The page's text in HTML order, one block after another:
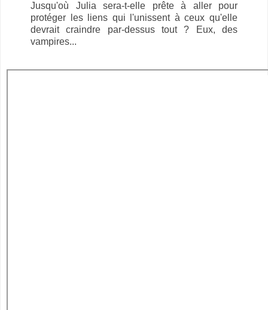
Jusqu'où Julia sera-t-elle prête à aller pour
protéger les liens qui l'unissent à ceux qu'elle
devrait craindre par-dessus tout ? Eux, des
vampires...